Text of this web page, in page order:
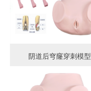
阴道后穹窿穿刺模型